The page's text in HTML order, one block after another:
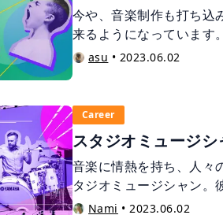
今や、音楽制作も打ち込
来るようになっています
際の演奏だからこそ出て
来のレコーディングプロ
asu • 2023.06.02
Career
スタジオミュージ
音楽に情熱を持ち、人々
タジオミュージシャン。
のプロジェクトを成功に
Nami •2023.06.02